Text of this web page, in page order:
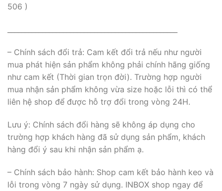
506 )
– Chính sách đổi trả: Cam kết đổi trả nếu như người
mua phát hiện sản phẩm không phải chính hãng giống
như cam kết (Thời gian trọn đời). Trường hợp người
mua nhận sản phẩm không vừa size hoặc lỗi thì có thể
liên hệ shop để được hỗ trợ đổi trong vòng 24H.
Lưu ý: Chính sách đổi hàng sẽ không áp dụng cho
trường hợp khách hàng đã sử dụng sản phẩm, khách
hàng đổi ý sau khi nhận sản phẩm ạ.
– Chính sách bảo hành: Shop cam kết bảo hành keo và
lỗi trong vòng 7 ngày sử dụng. INBOX shop ngay để